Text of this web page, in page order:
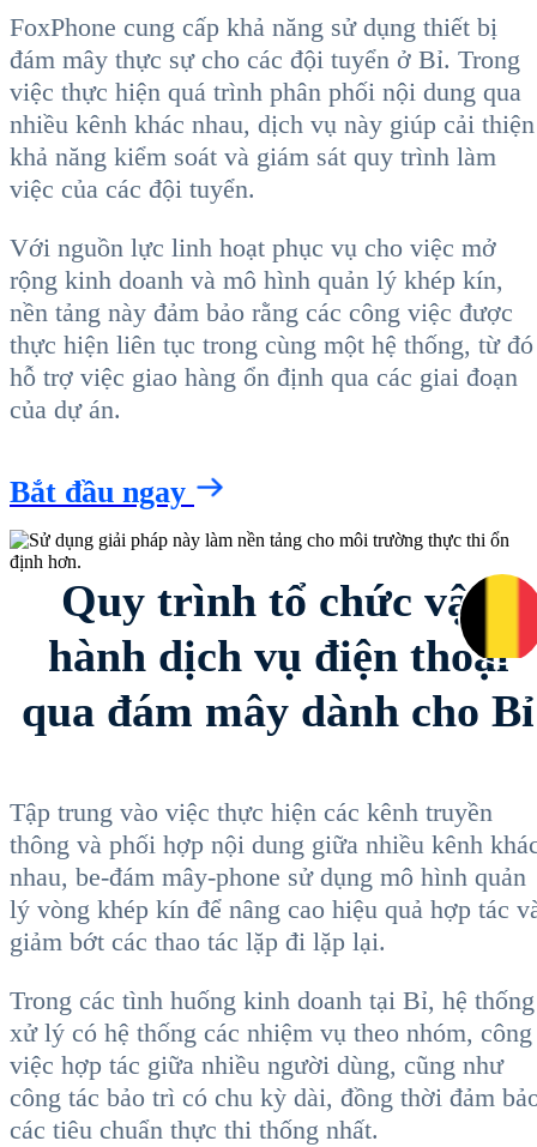
FoxPhone cung cấp khả năng sử dụng thiết bị
đám mây thực sự cho các đội tuyển ở Bỉ. Trong
việc thực hiện quá trình phân phối nội dung qua
nhiều kênh khác nhau, dịch vụ này giúp cải thiện
khả năng kiểm soát và giám sát quy trình làm
việc của các đội tuyển.
Với nguồn lực linh hoạt phục vụ cho việc mở
rộng kinh doanh và mô hình quản lý khép kín,
nền tảng này đảm bảo rằng các công việc được
thực hiện liên tục trong cùng một hệ thống, từ đó
hỗ trợ việc giao hàng ổn định qua các giai đoạn
của dự án.
Bắt đầu ngay
Quy trình tổ chức vận
hành dịch vụ điện thoại
qua đám mây dành cho Bỉ
Tập trung vào việc thực hiện các kênh truyền
thông và phối hợp nội dung giữa nhiều kênh
nhau, be-đám mây-phone sử dụng mô hình quản
lý vòng khép kín để nâng cao hiệu quả hợp tác
giảm bớt các thao tác lặp đi lặp lại.
Trong các tình huống kinh doanh tại Bỉ, hệ thống
xử lý có hệ thống các nhiệm vụ theo nhóm, công
việc hợp tác giữa nhiều người dùng, cũng như
công tác bảo trì có chu kỳ dài, đồng thời đảm
các tiêu chuẩn thực thi thống nhất.